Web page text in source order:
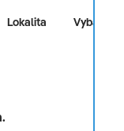
Lokalita